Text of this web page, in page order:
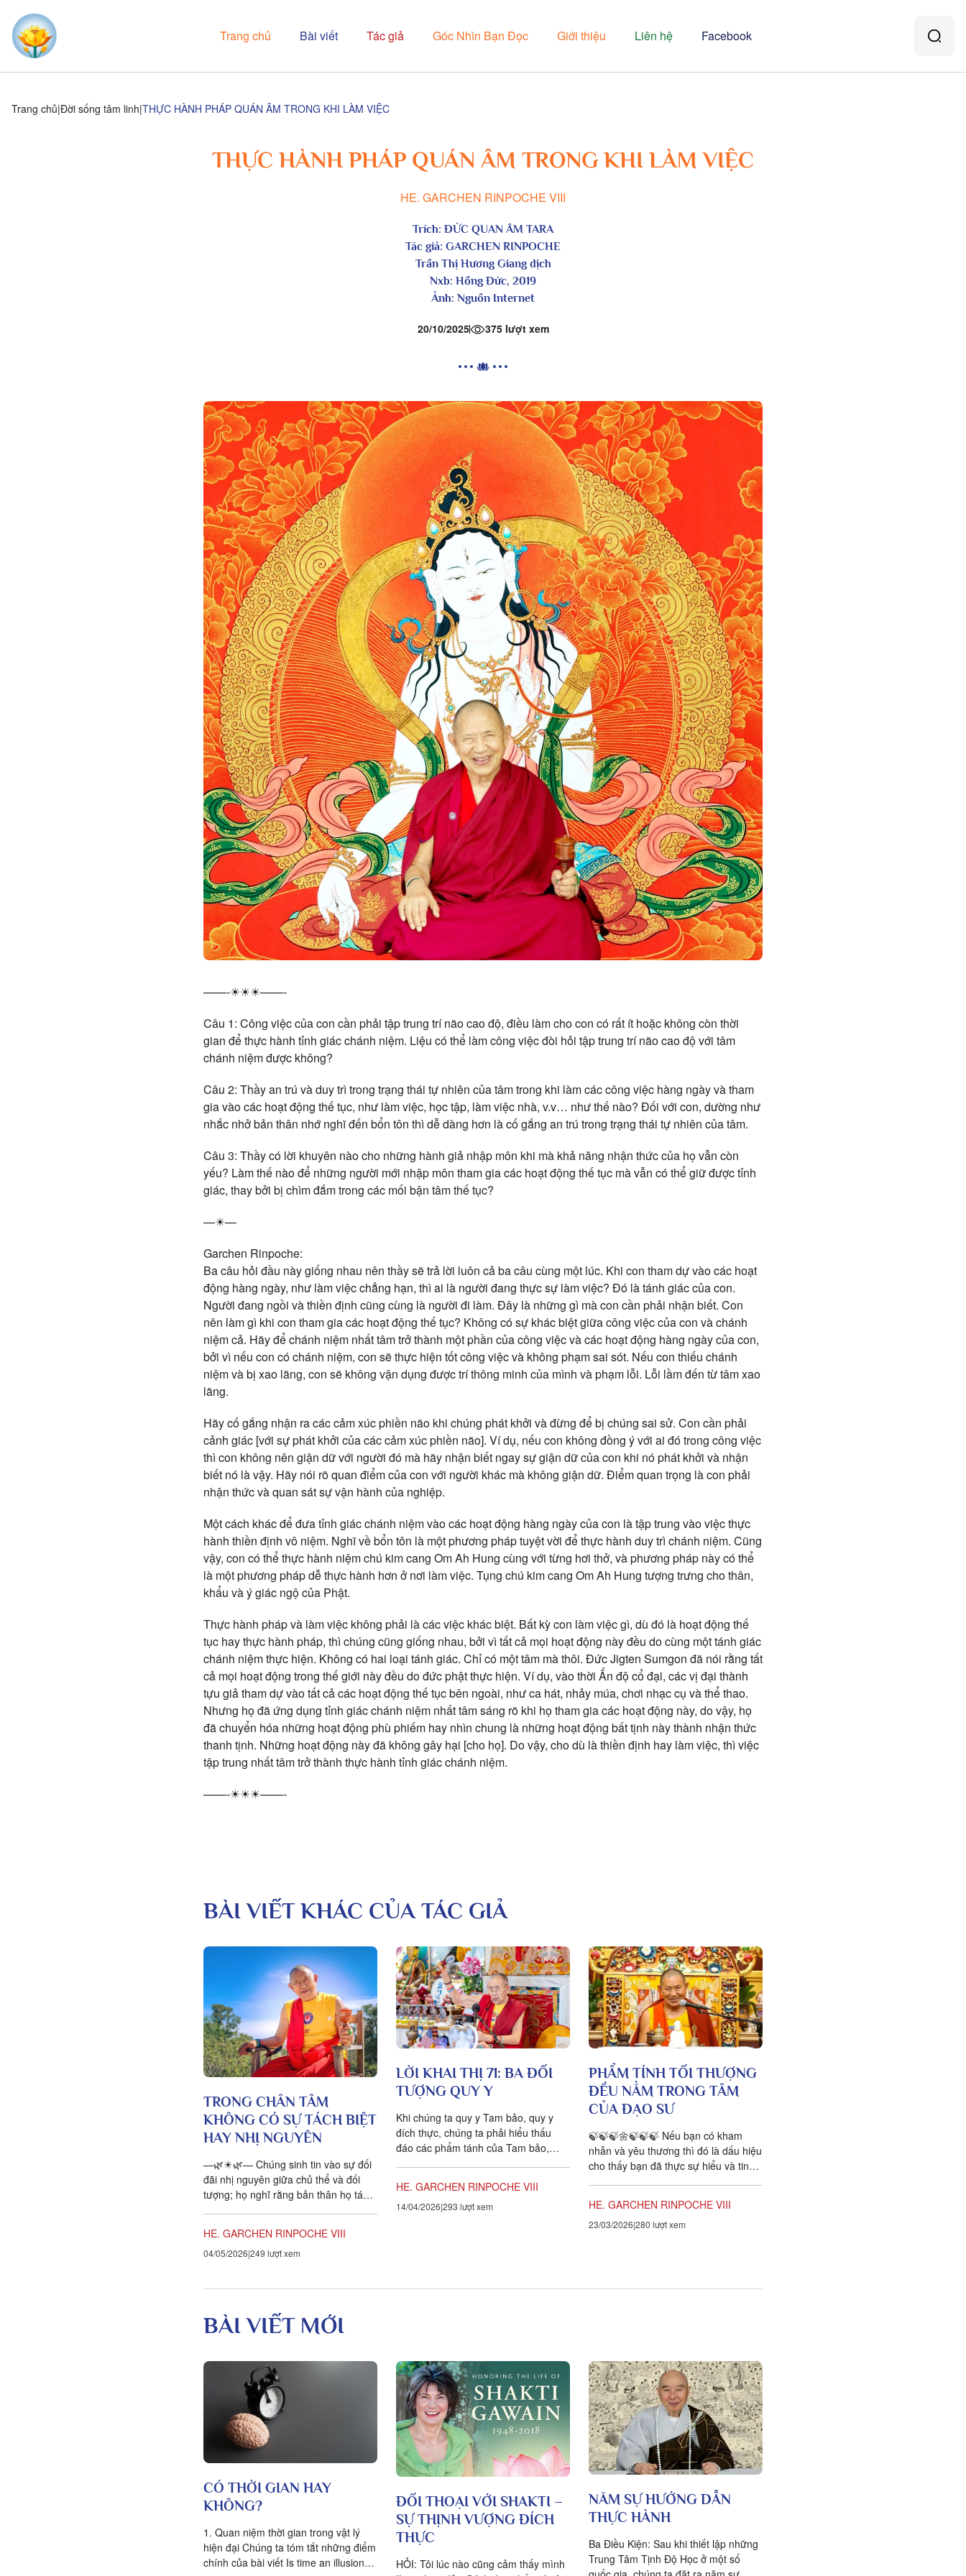
Trang chủ Bài viết Tác giả Góc Nhìn Bạn Đọc Giới thiệu Liên hệ Facebook
Trang chủ Đời sống tâm linh THỰC HÀNH PHÁP QUÁN ÂM TRONG KHI LÀM VIỆC
THỰC HÀNH PHÁP QUÁN ÂM TRONG KHI LÀM VIỆC
HE. GARCHEN RINPOCHE VIII
Trích: ĐỨC QUAN ÂM TARA
Tác giả: GARCHEN RINPOCHE
Trần Thị Hương Giang dịch
Nxb: Hồng Đức, 2019
Ảnh: Nguồn Internet
20/10/2025 375 lượt xem
——-☀☀☀——-
Câu 1: Công việc của con cần phải tập trung trí não cao độ, điều làm cho con có rất ít hoặc không còn thời
gian để thực hành tỉnh giác chánh niệm. Liệu có thể làm công việc đòi hỏi tập trung trí não cao độ với tâm
chánh niệm được không?
Câu 2: Thầy an trú và duy trì trong trạng thái tự nhiên của tâm trong khi làm các công việc hàng ngày và tham
gia vào các hoạt động thế tục, như làm việc, học tập, làm việc nhà, v.v… như thế nào? Đối với con, dường như
nhắc nhở bản thân nhớ nghĩ đến bổn tôn thì dễ dàng hơn là cố gắng an trú trong trạng thái tự nhiên của tâm.
Câu 3: Thầy có lời khuyên nào cho những hành giả nhập môn khi mà khả năng nhận thức của họ vẫn còn
yếu? Làm thế nào để những người mới nhập môn tham gia các hoạt động thế tục mà vẫn có thể giữ được tỉnh
giác, thay bởi bị chìm đắm trong các mối bận tâm thế tục?
—☀—
Garchen Rinpoche:
Ba câu hỏi đầu này giống nhau nên thầy sẽ trả lời luôn cả ba câu cùng một lúc. Khi con tham dự vào các hoạt
động hàng ngày, như làm việc chẳng hạn, thì ai là người đang thực sự làm việc? Đó là tánh giác của con.
Người đang ngồi và thiền định cũng cùng là người đi làm. Đây là những gì mà con cần phải nhận biết. Con
nên làm gì khi con tham gia các hoạt động thế tục? Không có sự khác biệt giữa công việc của con và chánh
niệm cả. Hãy để chánh niệm nhất tâm trở thành một phần của công việc và các hoạt động hàng ngày của con,
bởi vì nếu con có chánh niệm, con sẽ thực hiện tốt công việc và không phạm sai sót. Nếu con thiếu chánh
niệm và bị xao lãng, con sẽ không vận dụng được trí thông minh của mình và phạm lỗi. Lỗi lầm đến từ tâm xao
lãng.
Hãy cố gắng nhận ra các cảm xúc phiền não khi chúng phát khởi và đừng để bị chúng sai sử. Con cần phải
cảnh giác [với sự phát khởi của các cảm xúc phiền não]. Ví dụ, nếu con không đồng ý với ai đó trong công việc
thì con không nên giận dữ với người đó mà hãy nhận biết ngay sự giận dữ của con khi nó phát khởi và nhận
biết nó là vậy. Hãy nói rõ quan điểm của con với người khác mà không giận dữ. Điểm quan trọng là con phải
nhận thức và quan sát sự vận hành của nghiệp.
Một cách khác để đưa tỉnh giác chánh niệm vào các hoạt động hàng ngày của con là tập trung vào việc thực
hành thiền định vô niệm. Nghĩ về bổn tôn là một phương pháp tuyệt vời để thực hành duy trì chánh niệm. Cũng
vậy, con có thể thực hành niệm chú kim cang Om Ah Hung cùng với từng hơi thở, và phương pháp này có thể
là một phương pháp dễ thực hành hơn ở nơi làm việc. Tụng chú kim cang Om Ah Hung tượng trưng cho thân,
khẩu và ý giác ngộ của Phật.
Thực hành pháp và làm việc không phải là các việc khác biệt. Bất kỳ con làm việc gì, dù đó là hoạt động thế
tục hay thực hành pháp, thì chúng cũng giống nhau, bởi vì tất cả mọi hoạt động này đều do cùng một tánh giác
chánh niệm thực hiện. Không có hai loại tánh giác. Chỉ có một tâm mà thôi. Đức Jigten Sumgon đã nói rằng tất
cả mọi hoạt động trong thế giới này đều do đức phật thực hiện. Ví dụ, vào thời Ấn độ cổ đại, các vị đại thành
tựu giả tham dự vào tất cả các hoạt động thế tục bên ngoài, như ca hát, nhảy múa, chơi nhạc cụ và thể thao.
Nhưng họ đã ứng dụng tỉnh giác chánh niệm nhất tâm sáng rõ khi họ tham gia các hoạt động này, do vậy, họ
đã chuyển hóa những hoạt động phù phiếm hay nhìn chung là những hoạt động bất tịnh này thành nhận thức
thanh tịnh. Những hoạt động này đã không gây hại [cho họ]. Do vậy, cho dù là thiền định hay làm việc, thì việc
tập trung nhất tâm trở thành thực hành tỉnh giác chánh niệm.
——-☀☀☀——-
BÀI VIẾT KHÁC CỦA TÁC GIẢ
TRONG CHÂN TÂM
KHÔNG CÓ SỰ TÁCH BIỆT
HAY NHỊ NGUYÊN
—🌿☀🌿— Chúng sinh tin vào sự đối
đãi nhị nguyên giữa chủ thể và đối
tượng; họ nghĩ rằng bản thân họ tách
HE. GARCHEN RINPOCHE VIII
04/05/2026 249 lượt xem
LỜI KHAI THỊ 71: BA ĐỐI
TƯỢNG QUY Y
Khi chúng ta quy y Tam bảo, quy y
đích thực, chúng ta phải hiểu thấu
đáo các phẩm tánh của Tam bảo,
HE. GARCHEN RINPOCHE VIII
14/04/2026 293 lượt xem
PHẨM TÍNH TỐI THƯỢNG
ĐỀU NẰM TRONG TÂM
CỦA ĐẠO SƯ
🍃🍃🍃🌼🍃🍃🍃 Nếu bạn có kham
nhẫn và yêu thương thì đó là dấu hiệu
cho thấy bạn đã thực sự hiểu và tin
HE. GARCHEN RINPOCHE VIII
23/03/2026 280 lượt xem
BÀI VIẾT MỚI
CÓ THỜI GIAN HAY
KHÔNG?
1. Quan niệm thời gian trong vật lý
hiện đại Chúng ta tóm tắt những điểm
chính của bài viết Is time an illusion?
ĐỐI THOẠI VỚI SHAKTI –
SỰ THỊNH VƯỢNG ĐÍCH
THỰC
HỎI: Tôi lúc nào cũng cảm thấy mình
NĂM SỰ HƯỚNG DẪN
THỰC HÀNH
Ba Điều Kiện: Sau khi thiết lập những
Trung Tâm Tịnh Độ Học ở một số